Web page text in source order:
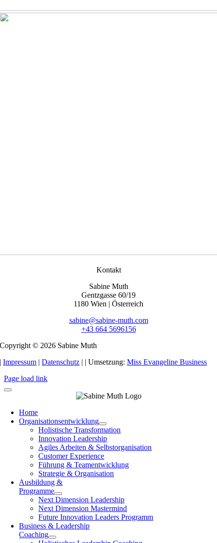
Kontakt
Sabine Muth
Gentzgasse 60/19
1180 Wien | Österreich
sabine@sabine-muth.com
+43 664 5696156
Copyright © 2026 Sabine Muth
|Impressum |Datenschutz | | Umsetzung:Miss Evangeline Business
Page load link
Home
Organisationsentwicklung
Holistische Transformation
Innovation Leadership
Agiles Arbeiten & Selbstorganisation
Customer Experience
Führung & Teamentwicklung
Strategie & Organisation
Ausbildung &
Programme
Next Dimension Leadership
Next Dimension Mastermind
Future Innovation Leaders Programm
Business & Leadership
Coaching